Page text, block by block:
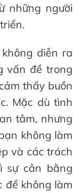
những người
diễn ra
vấn đề trong
thấy buồn
Mặc dù tình
tâm, nhưng
không làm
và các trách
sự cân bằng
để không làm